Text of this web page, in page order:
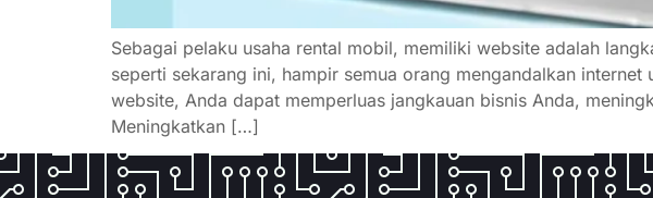
Sebagai pelaku usaha rental mobil, memiliki website adalah
seperti sekarang ini, hampir semua orang mengandalkan
website, Anda dapat memperluas jangkauan bisnis Anda,
Meningkatkan […]